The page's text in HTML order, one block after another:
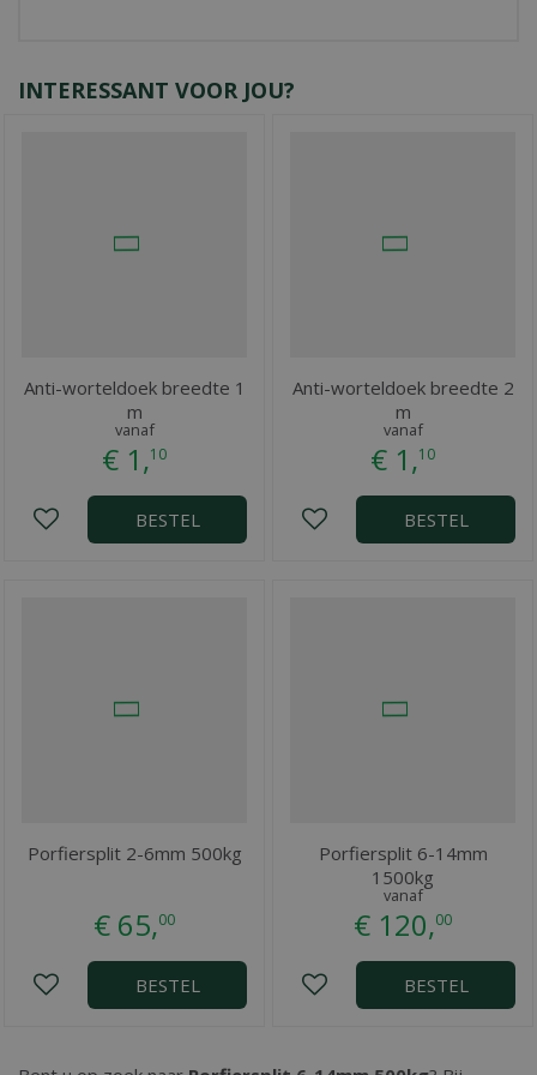
INTERESSANT VOOR JOU?
Anti-worteldoek breedte 1
m
vanaf
€ 1,10
BESTEL
Anti-worteldoek breedte 2
m
vanaf
€ 1,10
BESTEL
Porfiersplit 2-6mm 500kg
€ 65,00
BESTEL
Porfiersplit 6-14mm
1500kg
vanaf
€ 120,00
BESTEL